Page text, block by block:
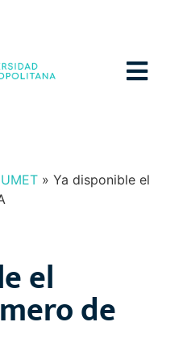
» Ya disponible el
el
de